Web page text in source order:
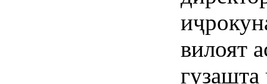
вилоят
гузашта